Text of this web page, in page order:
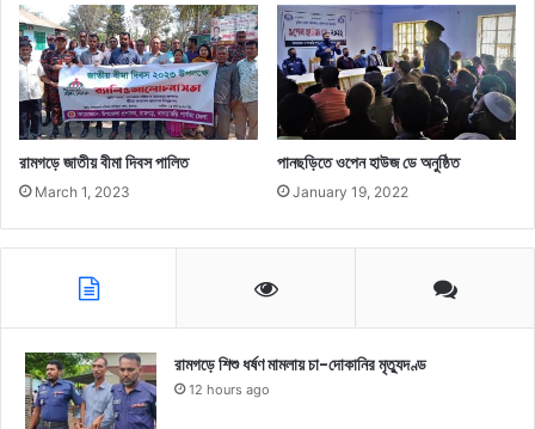
রামগড়ে জাতীয় বীমা দিবস পালিত
March 1, 2023
পানছড়িতে ওপেন হাউজ ডে অনুষ্ঠিত
January 19, 2022
রামগড়ে শিশু ধর্ষণ মামলায় চা-দোকানির মৃত্যুদণ্ড
12 hours ago